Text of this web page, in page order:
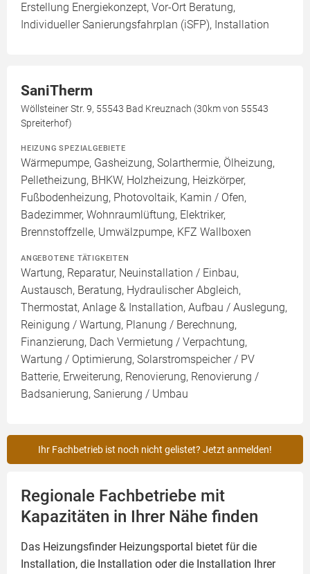
Erstellung Energiekonzept, Vor-Ort Beratung,
Individueller Sanierungsfahrplan (iSFP), Installation
SaniTherm
Wöllsteiner Str. 9, 55543 Bad Kreuznach (30km von 55543
Spreiterhof)
HEIZUNG SPEZIALGEBIETE
Wärmepumpe, Gasheizung, Solarthermie, Ölheizung,
Pelletheizung, BHKW, Holzheizung, Heizkörper,
Fußbodenheizung, Photovoltaik, Kamin / Ofen,
Badezimmer, Wohnraumlüftung, Elektriker,
Brennstoffzelle, Umwälzpumpe, KFZ Wallboxen
ANGEBOTENE TÄTIGKEITEN
Wartung, Reparatur, Neuinstallation / Einbau,
Austausch, Beratung, Hydraulischer Abgleich,
Thermostat, Anlage & Installation, Aufbau / Auslegung,
Reinigung / Wartung, Planung / Berechnung,
Finanzierung, Dach Vermietung / Verpachtung,
Wartung / Optimierung, Solarstromspeicher / PV
Batterie, Erweiterung, Renovierung, Renovierung /
Badsanierung, Sanierung / Umbau
Ihr Fachbetrieb ist noch nicht gelistet? Jetzt anmelden!
Regionale Fachbetriebe mit
Kapazitäten in Ihrer Nähe finden
Das Heizungsfinder Heizungsportal bietet für die
Installation, die Installation oder die Installation Ihrer